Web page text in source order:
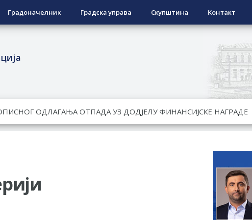
Градоначелник Градска управа Скупштина Контакт
СРЕДСТАВА ЗА СУФИНАНСИРАЊЕ КУПОВИНЕ СЕОСКЕ
2026. ГОДИНУ
КОЈИ СУ ОСТВАРИЛИ ПРАВО НА ГРАДСКИ МЈЕСЕЧНИ
доступни од 13. марта до 15. новембра